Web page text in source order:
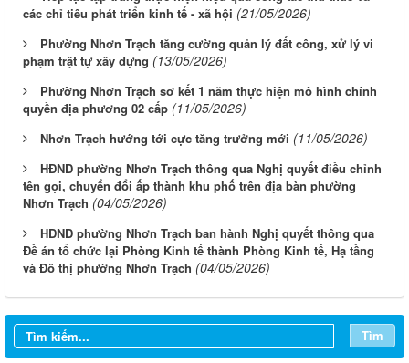
các chỉ tiêu phát triển kinh tế - xã hội (21/05/2026)
Phường Nhơn Trạch tăng cường quản lý đất công, xử lý vi
phạm trật tự xây dựng (13/05/2026)
Phường Nhơn Trạch sơ kết 1 năm thực hiện mô hình chính
quyền địa phương 02 cấp (11/05/2026)
Nhơn Trạch hướng tới cực tăng trưởng mới (11/05/2026)
HĐND phường Nhơn Trạch thông qua Nghị quyết điều chỉnh
tên gọi, chuyển đổi ấp thành khu phố trên địa bàn phường
Nhơn Trạch (04/05/2026)
HĐND phường Nhơn Trạch ban hành Nghị quyết thông qua
Đề án tổ chức lại Phòng Kinh tế thành Phòng Kinh tế, Hạ tầng
và Đô thị phường Nhơn Trạch (04/05/2026)
Tìm